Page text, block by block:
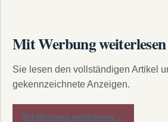
Mit Werbung weiterlesen
Sie lesen den vollständigen Artikel
gekennzeichnete Anzeigen.
Mit Werbung weiterlesen →